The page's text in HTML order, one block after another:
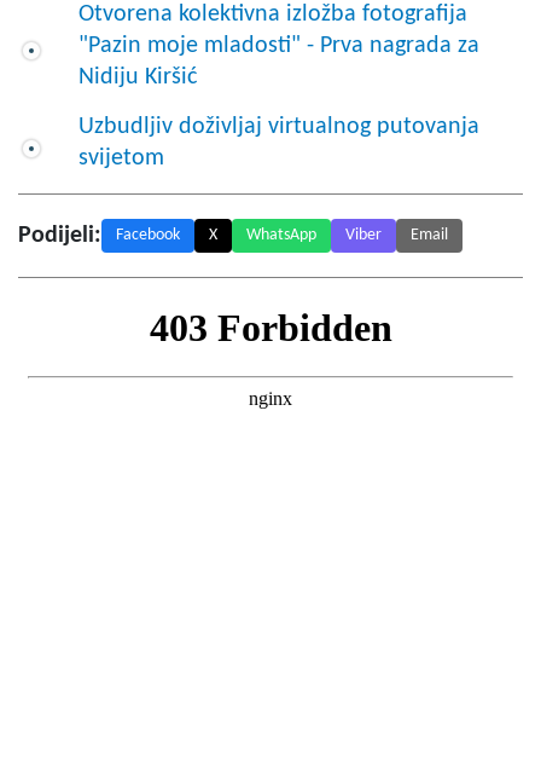
Otvorena kolektivna izložba fotografija
"Pazin moje mladosti" - Prva nagrada za
Nidiju Kiršić
Uzbudljiv doživljaj virtualnog putovanja
svijetom
Podijeli: Facebook X WhatsApp Viber Email